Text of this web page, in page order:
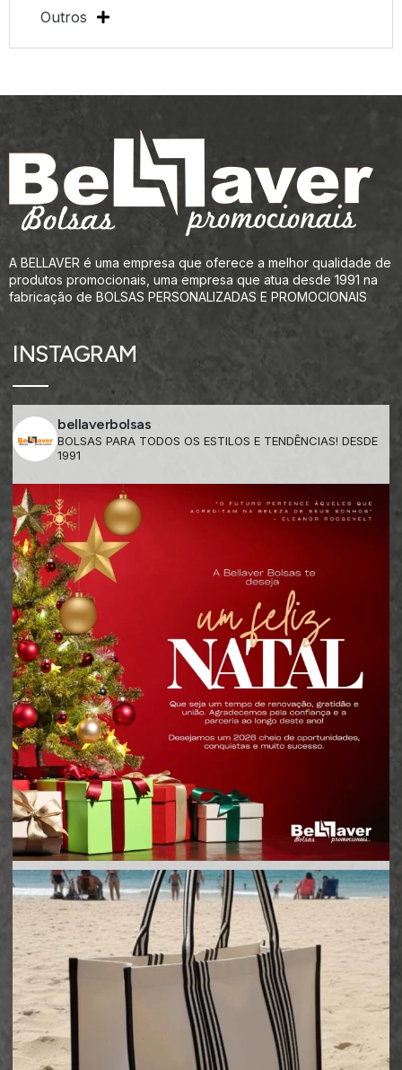
Outros
A BELLAVER é uma empresa que oferece a melhor qualidade de
produtos promocionais, uma empresa que atua desde 1991 na
fabricação de BOLSAS PERSONALIZADAS E PROMOCIONAIS
INSTAGRAM
bellaverbolsas
BOLSAS PARA TODOS OS ESTILOS E TENDÊNCIAS! DESDE
1991